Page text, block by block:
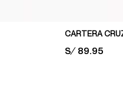
CARTERA
PRICE:
S/ 89.95